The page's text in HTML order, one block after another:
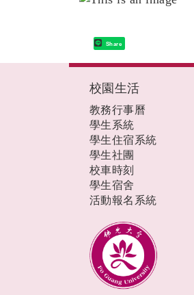
Share
校園生活
教務行事曆
學生系統
學生住宿系統
學生社團
校車時刻
學生宿舍
活動報名系統